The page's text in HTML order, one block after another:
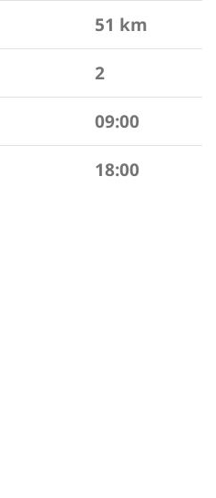
51 km
2
09:00
18:00